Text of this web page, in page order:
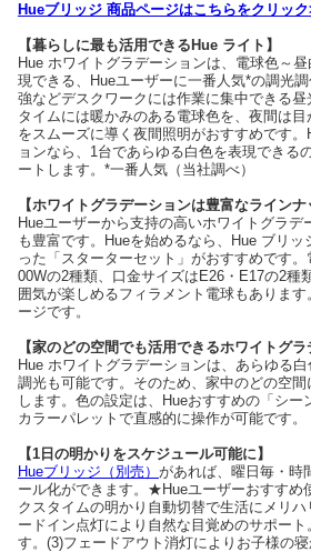
Hueブリッジ 商品ページはこちらをクリッ
【暮らしに最も活用できるHue ライト】
Hue ホワイトグラデーションは、電球色～
現できる、Hueユーザーに一番人気*の調光
強などデスクワークには作業に集中できる
タイムには暖かみのある電球色を、夜間は
をスムーズに導く夜間照明がおすすめです
ョンなら、1台であらゆる白色を表現できる
ートします。*一番人気（当社調べ）
【ホワイトグラデーションは豊富なラインナ
Hueユーザーから支持の高いホワイトグラデ
も豊富です。Hueを始めるなら、Hue ブリ
った「スターターセット」がおすすめです
00Wの2種類、口金サイズはE26・E17の2種
囲気が楽しめるフィラメント電球もありま
ージです。
【家のどの空間でも活用できるホワイトグラ
Hue ホワイトグラデーションは、あらゆる
調光も可能です。そのため、家中のどの空
します。色の設定は、Hueおすすめの「シー
カラーパレットで直感的に操作が可能です。
【1日の明かりをスケジュール可能に】
Hueブリッジ（別売） があれば、曜日毎・時
ール化ができます。★Hueユーザーおすすめ
クスタイムの明かり自動切替で生活にメリ
ードイン点灯により自然な目覚めのサポー
す。(3)フェードアウト消灯によりお子様の寝